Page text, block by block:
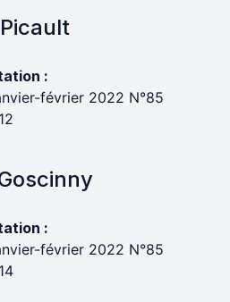
:
février 2022 N°85
:
février 2022 N°85